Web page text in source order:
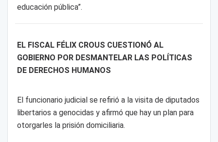
educación pública”.
EL FISCAL FÉLIX CROUS CUESTIONÓ AL
GOBIERNO POR DESMANTELAR LAS POLÍTICAS
DE DERECHOS HUMANOS
El funcionario judicial se refirió a la visita de diputados
libertarios a genocidas y afirmó que hay un plan para
otorgarles la prisión domiciliaria.